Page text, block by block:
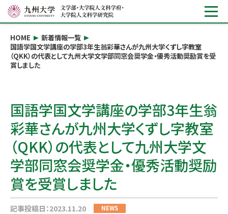
HOME
新着情報一覧
国語学国文学講座の学部3年生翁彩華さんが九州大学くずし字教室
（QKK）の代表として九州大学文学部同窓会奨学金・優秀活動奨励賞を受
賞しました
国語学国文学講座の学部3年生翁
彩華さんが九州大学くずし字教室
（QKK）の代表として九州大学文
学部同窓会奨学金・優秀活動奨励
賞を受賞しました
記事投稿日：2023.11.20 NEWS